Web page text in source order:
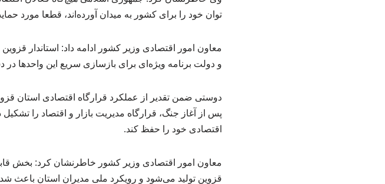
توان خود را برای کشور به میدان آورده‌اند، قطعا مورد
معاون امور اقتصادی وزیر کشور ادامه داد: استاندار
و دولت برنامه ویژه‌ای برای بازسازی سریع این واحدها در
دوستی ضمن تقدیر از عملکرد قرارگاه اقتصادی استان
پس از آغاز جنگ، قرارگاه مدیریت بازار و اقتصاد را تشکیل
اقتصادی خود را حفظ کند.
معاون امور اقتصادی وزیر کشور خاطرنشان کرد: بخش
قزوین تولید می‌شود و رویکرد ملی مدیران استان باعث شد